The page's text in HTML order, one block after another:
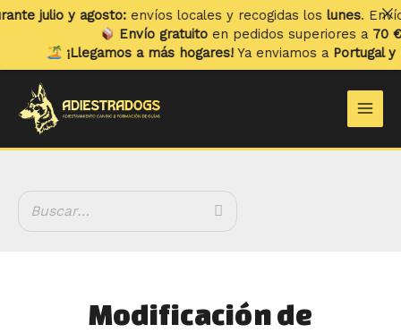
Ir
contenido
Modificación de
y agosto:envíos locales y recogidas loslunes . Envíos a
Envío gratuitoen pedidos superiores a70 €.
¡Llegamos a más hogares!Ya enviamos aPortugal y